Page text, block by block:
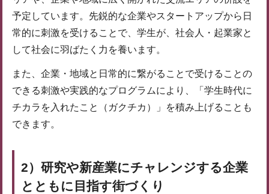
予定しています。先鋭的な企業やスタートアップから日
常的に刺激を受けることで、学生が、社会人・起業家と
して社会に羽ばたく力を養います。
また、企業・地域と日常的に繋がることで受けることの
できる刺激や実践的なプログラムにより、「学生時代に
チカラを入れたこと（ガクチカ）」を積み上げることも
できます。
2）研究や新産業にチャレンジする企業
とともに目指す街づくり